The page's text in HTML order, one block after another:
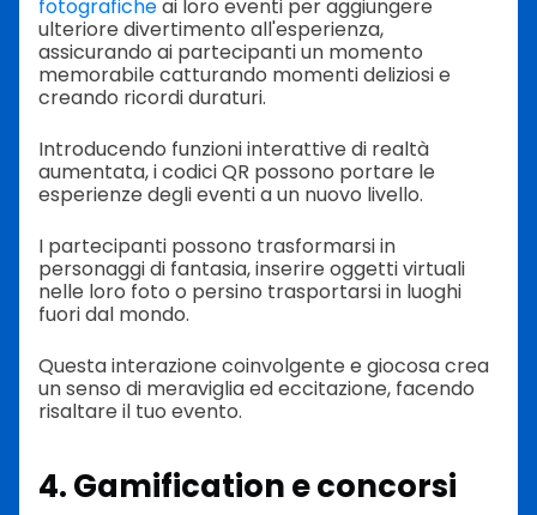
fotograficheai loro eventi per aggiungere
ulteriore divertimento all'esperienza,
assicurando ai partecipanti un momento
memorabile catturando momenti deliziosi e
creando ricordi duraturi.
Introducendo funzioni interattive di realtà
aumentata, i codici QR possono portare le
esperienze degli eventi a un nuovo livello.
I partecipanti possono trasformarsi in
personaggi di fantasia, inserire oggetti virtuali
nelle loro foto o persino trasportarsi in luoghi
fuori dal mondo.
Questa interazione coinvolgente e giocosa crea
un senso di meraviglia ed eccitazione, facendo
risaltare il tuo evento.
4. Gamification e concorsi